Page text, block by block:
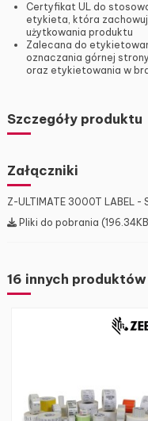
Certyfikat UL do
etykieta, która
użytkowania produktu
Zalecana do
oznaczania górnej
oraz etykietowania w
Szczegóły produktu
Załączniki
Z-ULTIMATE 3000T LABEL -
Pliki do pobrania
16 innych